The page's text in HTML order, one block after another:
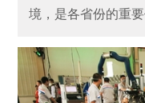
境，是各省份的重